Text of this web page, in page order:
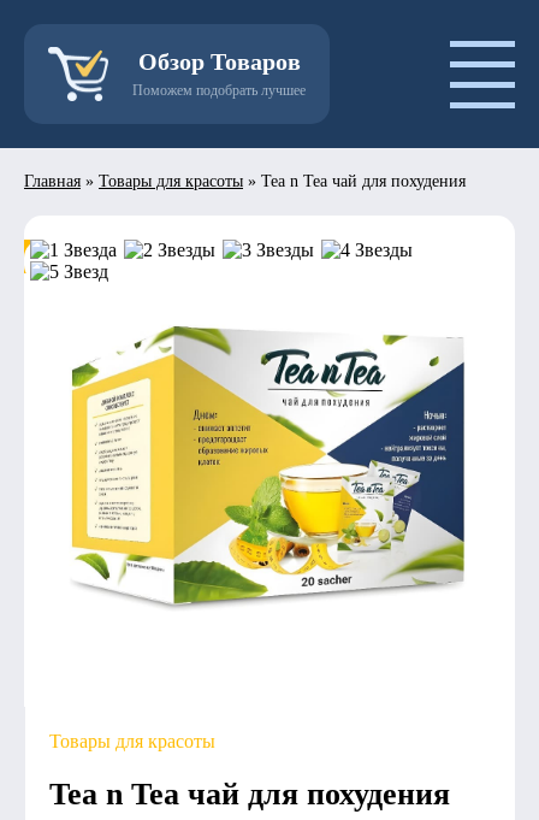
Обзор Товаров
Поможем подобрать лучшее
Главная » Товары для красоты » Tea n Tea чай для похудения
- 50%
Товары для красоты
Tea n Tea чай для похудения